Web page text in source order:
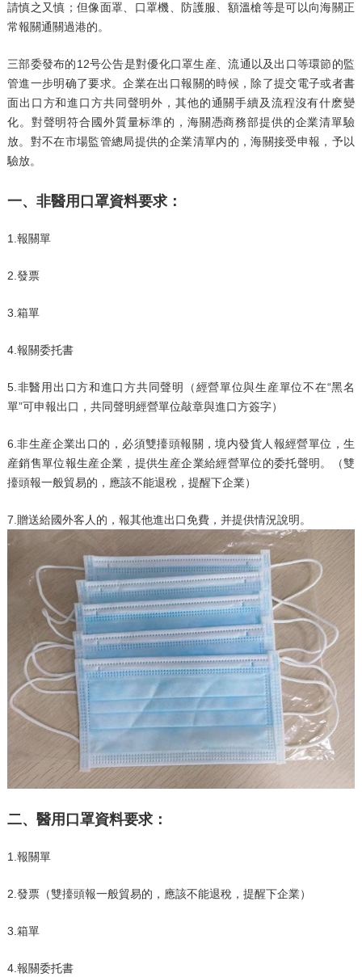
請慎之又慎；但像面罩、口罩機、防護服、額溫槍等是可以向海關正
常報關通關過港的。
三部委發布的12号公告是對優化口罩生産、流通以及出口等環節的監
管進一步明确了要求。企業在出口報關的時候，除了提交電子或者書
面出口方和進口方共同聲明外，其他的通關手續及流程沒有什麽變
化。對聲明符合國外質量标準的，海關憑商務部提供的企業清單驗
放。對不在市場監管總局提供的企業清單内的，海關接受申報，予以
驗放。
一、非醫用口罩資料要求：
1.報關單
2.發票
3.箱單
4.報關委托書
5.非醫用出口方和進口方共同聲明（經營單位與生産單位不在“黑名
單”可申報出口，共同聲明經營單位敲章與進口方簽字）
6.非生産企業出口的，必須雙擡頭報關，境内發貨人報經營單位，生
産銷售單位報生産企業，提供生産企業給經營單位的委托聲明。（雙
擡頭報一般貿易的，應該不能退稅，提醒下企業）
7.贈送給國外客人的，報其他進出口免費，并提供情況說明。
二、醫用口罩資料要求：
1.報關單
2.發票（雙擡頭報一般貿易的，應該不能退稅，提醒下企業）
3.箱單
4.報關委托書